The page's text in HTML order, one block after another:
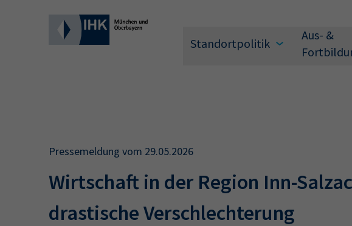
Standortpolitik
Aus- &
Pressemeldung vom 29.05.2026
Wirtschaft in der Region Inn-
drastische Verschlechterung